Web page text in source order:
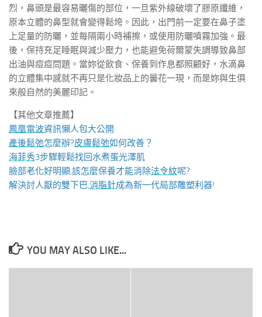
烈，鼻頭是最容易曬傷的部位，一旦紫外線破壞了膠原纖維，
原本立體的鼻型就會變得鬆垮。因此，出門前一定要在鼻子塗
上足量的防曬，並每隔兩小時補擦，或使用防曬噴霧加強。最
後，保持充足睡眠與減少壓力，也能避免荷爾蒙失調導致鼻部
出油與痘痘問題。當妳從飲食、保養到作息都照顧好，水滴鼻
的立體集中感就不再只是化妝品上的曇花一現，而是妳與生俱
來般自然的美麗印記。
【其他文章推薦】
鳳凰電波資訊懶人包大公開
產後鬆弛怎麼辦?皮膚鬆弛如何改善？
海菲秀3步驟輕鬆找回水煮蛋光澤肌
臉部老化好明顯,該怎麼保養才能消除法令紋呢?
解決討人厭的雙下巴,消脂針成為新一代局部雕塑利器!
YOU MAY ALSO LIKE...